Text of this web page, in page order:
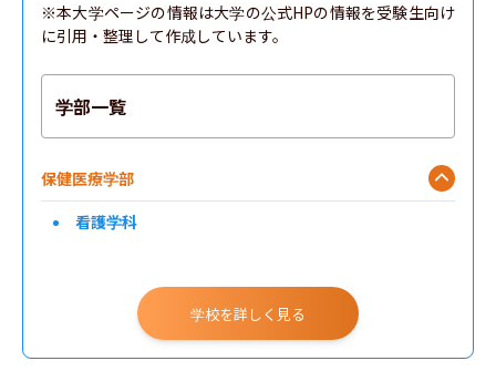
※本大学ページの情報は大学の公式HPの情報を受験生向け
に引用・整理して作成しています。
学部一覧
保健医療学部
看護学科
学校を詳しく見る